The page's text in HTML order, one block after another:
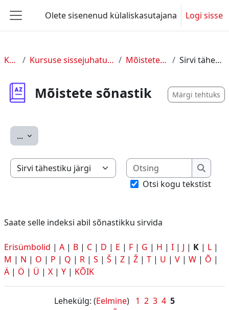
Küljepaneel
Olete sisenenud külaliskasutajana Logi sisse
KUL 2 Kursuse sissejuhatus ja üldine info Mõistete sõnastik Sirvi tähestiku järgi
Mõistete sõnastik Märgi tehtuks
... Ekspordi sissekanded
Saate selle indeksi abil sõnastikku sirvida
Otsing
Otsing
Otsi kogu tekstist
Saate selle indeksi abil sõnastikku sirvida
Erisümbolid | A | B | C | D | E | F | G | H | I | J | K | L |
M | N | O | P | Q | R | S | Š | Z | Ž | T | U | V | W | Õ |
Ä | Ö | Ü | X | Y | KÕIK
Lehekülg: (Eelmine) 1 2 3 4 5